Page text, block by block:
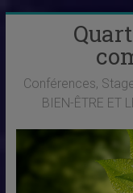
Conférences,
BIEN-ÊTRE ET